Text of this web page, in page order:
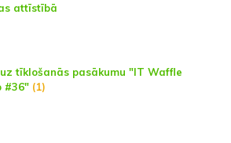
attīstībā
tīklošanās pasākumu "IT Waffle
#36" (1)